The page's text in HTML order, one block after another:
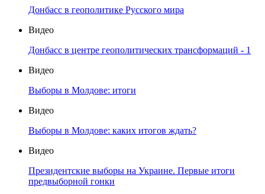
Донбасс в геополитике Русского мира
Видео
Донбасс в центре геополитических трансформаций - 1
Видео
Выборы в Молдове: итоги
Видео
Выборы в Молдове: каких итогов ждать?
Видео
Президентские выборы на Украине. Первые итоги
предвыборной гонки